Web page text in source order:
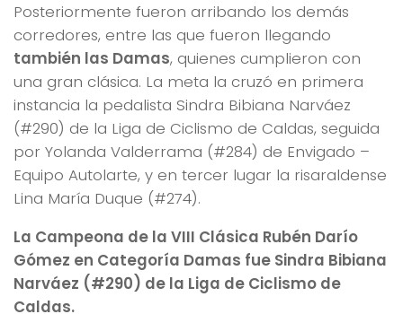
Posteriormente fueron arribando los demás
corredores, entre las que fueron llegando
también las Damas, quienes cumplieron con
una gran clásica. La meta la cruzó en primera
instancia la pedalista Sindra Bibiana Narváez
(#290) de la Liga de Ciclismo de Caldas, seguida
por Yolanda Valderrama (#284) de Envigado –
Equipo Autolarte, y en tercer lugar la risaraldense
Lina María Duque (#274).
La Campeona de la VIII Clásica Rubén Darío
Gómez en Categoría Damas fue Sindra Bibiana
Narváez (#290) de la Liga de Ciclismo de
Caldas.